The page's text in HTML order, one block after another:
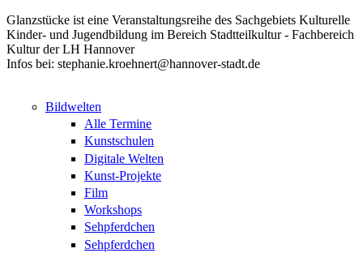
Glanzstücke ist eine Veranstaltungsreihe des Sachgebiets Kulturelle
Kinder- und Jugendbildung im Bereich Stadtteilkultur - Fachbereich
Kultur der LH Hannover
Infos bei: stephanie.kroehnert@hannover-stadt.de
Bildwelten
Alle Termine
Kunstschulen
Digitale Welten
Kunst-Projekte
Film
Workshops
Sehpferdchen
Sehpferdchen